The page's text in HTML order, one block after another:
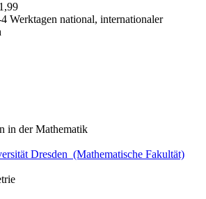
Werktagen national, internationaler
in der Mathematik
Dresden (Mathematische Fakultät)